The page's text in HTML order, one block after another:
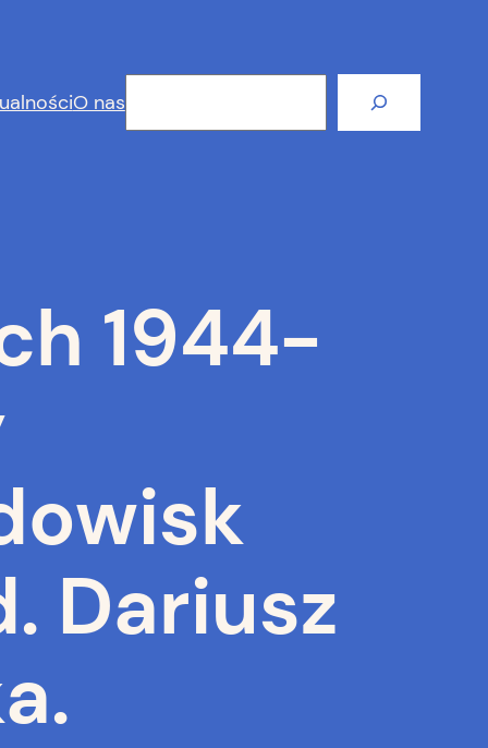
O nas
1944-
Dariusz